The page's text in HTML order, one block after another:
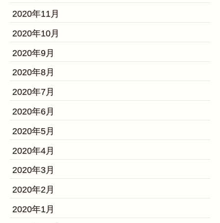
2020年11月
2020年10月
2020年9月
2020年8月
2020年7月
2020年6月
2020年5月
2020年4月
2020年3月
2020年2月
2020年1月